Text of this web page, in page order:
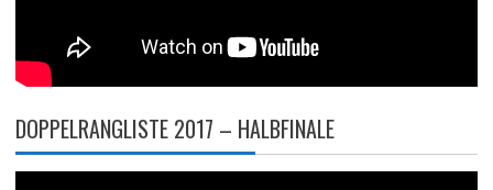
DOPPELRANGLISTE 2017 – HALBFINALE